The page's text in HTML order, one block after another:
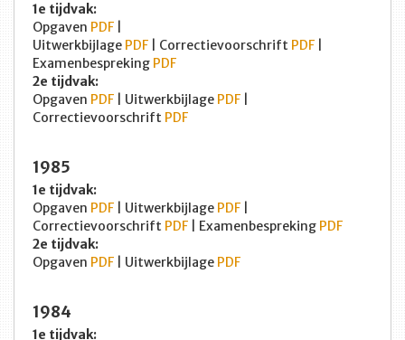
1e tijdvak:
Opgaven PDF
Uitwerkbijlage PDF | Correctievoorschrift PDF
Examenbespreking PDF
2e tijdvak:
Opgaven PDF | Uitwerkbijlage PDF
Correctievoorschrift PDF
1985
1e tijdvak:
Opgaven PDF | Uitwerkbijlage PDF
Correctievoorschrift PDF | Examenbespreking PDF
2e tijdvak:
Opgaven PDF | Uitwerkbijlage PDF
1984
1e tijdvak: